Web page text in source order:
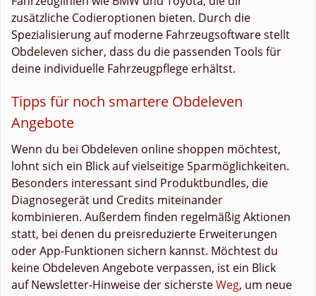
zusätzliche Codieroptionen bieten. Durch die
Spezialisierung auf moderne Fahrzeugsoftware stellt
Obdeleven sicher, dass du die passenden Tools für
deine individuelle Fahrzeugpflege erhältst.
Tipps für noch smartere Obdeleven
Angebote
Wenn du bei Obdeleven online shoppen möchtest,
lohnt sich ein Blick auf vielseitige Sparmöglichkeiten.
Besonders interessant sind Produktbundles, die
Diagnosegerät und Credits miteinander
kombinieren. Außerdem finden regelmäßig Aktionen
statt, bei denen du preisreduzierte Erweiterungen
oder App-Funktionen sichern kannst. Möchtest du
keine Obdeleven Angebote verpassen, ist ein Blick
auf Newsletter-Hinweise der sichersteWeg, um neue